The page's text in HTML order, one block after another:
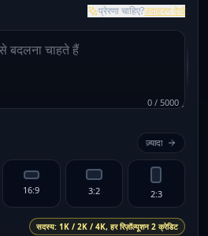
प्रेरणा चाहिए?उदाहरण देखें
0 / 5000
ज़्यादा
16:9 3:2 2:3
सदस्य: 1K / 2K / 4K, हर रिज़ॉल्यूशन 2 क्रेडिट